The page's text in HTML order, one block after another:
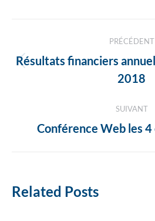
des
PRÉCÉDENT
Résultats financiers
2018
SUIVANT
Conférence Web les
Related Posts